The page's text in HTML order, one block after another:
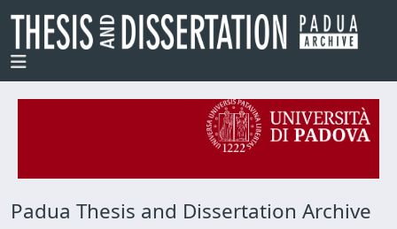
Padua Thesis and Dissertation Archive